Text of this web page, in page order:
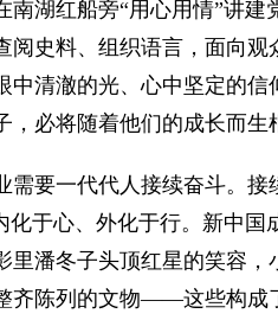
红船旁“用心用情”讲建
阅史料、组织语言，面向
中清澈的光、心中坚定的
，必将随着他们的成长而生
一代代人接续奋斗。接续
化于心、外化于行。新中
里潘冬子头顶红星的笑容
齐陈列的文物——这些构成